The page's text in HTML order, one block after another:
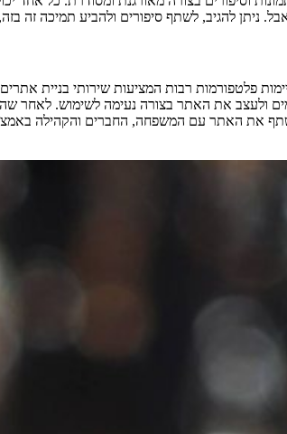
ניתן להגיב, לשתף סיפורים ולהביע תמיכה זה
פלטפורמות רבות המציעות שירותי בניית
ולעצב את האתר בצורה נעימה לשימוש. לאחר
את האתר עם המשפחה, החברים והקהילה